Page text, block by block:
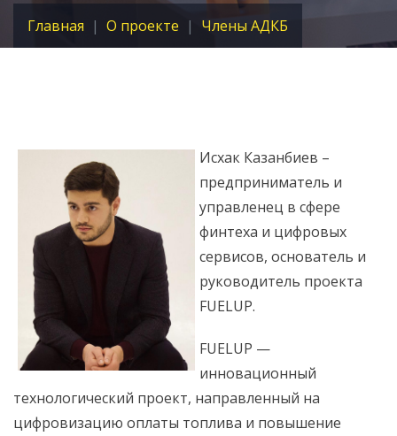
Главная О проекте Члены АДКБ
Исхак Казанбиев –
предприниматель и
управленец в сфере
финтеха и цифровых
сервисов, основатель и
руководитель проекта
FUELUP.
FUELUP —
инновационный
технологический проект, направленный на
цифровизацию оплаты топлива и повышение